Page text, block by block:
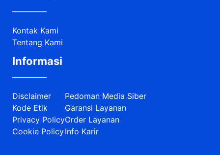
Kontak Kami
Tentang Kami
Informasi
Disclaimer
Kode Etik
Privacy Policy
Cookie Policy
Pedoman Media Siber
Garansi Layanan
Order Layanan
Info Karir